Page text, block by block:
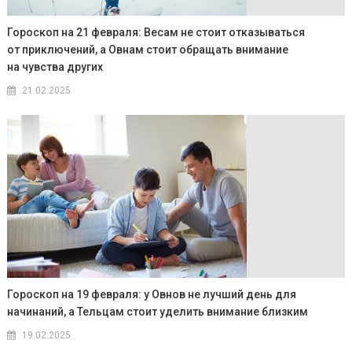
Гороскоп на 21 февраля: Весам не стоит отказываться
от приключений, а Овнам стоит обращать внимание
на чувства других
21.02.2025
Гороскоп на 19 февраля: у Овнов не лучший день для
начинаний, а Тельцам стоит уделить внимание близким
19.02.2025